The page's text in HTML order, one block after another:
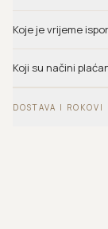
Koje je vrijeme
Koji su načini
DOSTAVA I ROKOVI